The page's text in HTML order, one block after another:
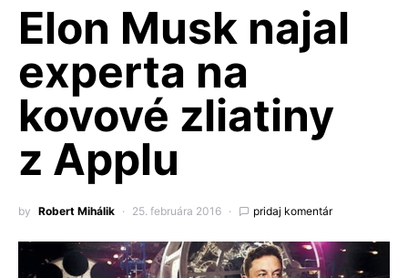
Elon Musk najal
experta na
kovové zliatiny
z Applu
by Robert Mihálik 25. februára 2016 pridaj komentár